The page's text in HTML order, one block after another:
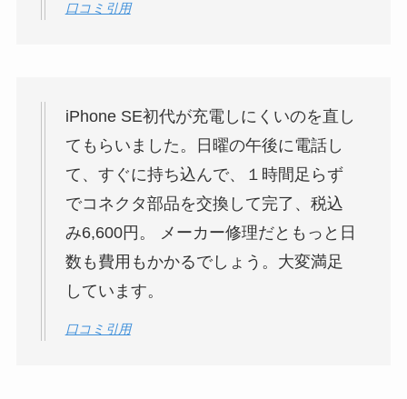
口コミ引用
iPhone SE初代が充電しにくいのを直し
てもらいました。日曜の午後に電話し
て、すぐに持ち込んで、１時間足らず
でコネクタ部品を交換して完了、税込
み6,600円。 メーカー修理だともっと日
数も費用もかかるでしょう。大変満足
しています。
口コミ引用